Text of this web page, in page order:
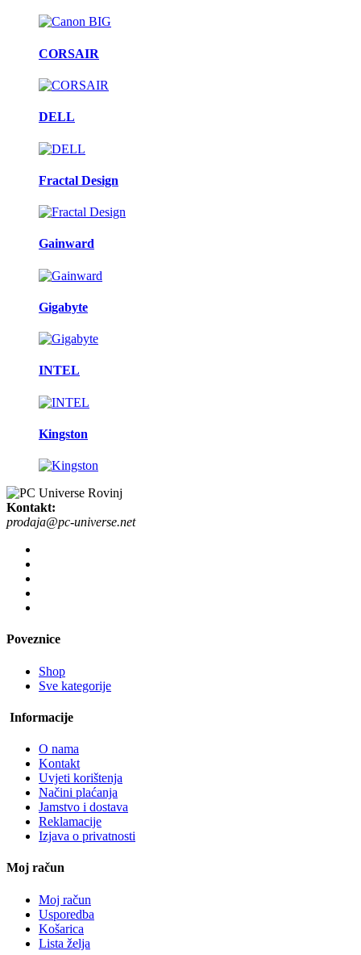
CORSAIR
DELL
Fractal Design
Gainward
Gigabyte
INTEL
Kingston
Kontakt:
prodaja@pc-universe.net
Poveznice
Shop
Sve kategorije
Informacije
O nama
Kontakt
Uvjeti korištenja
Načini plaćanja
Jamstvo i dostava
Reklamacije
Izjava o privatnosti
Moj račun
Moj račun
Usporedba
Košarica
Lista želja